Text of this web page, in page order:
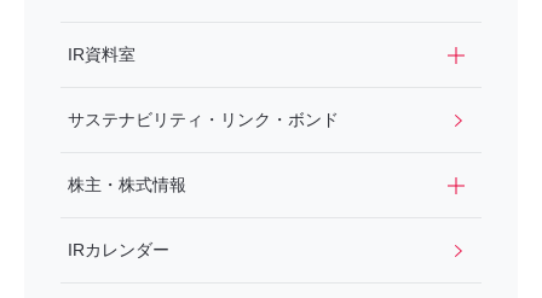
IR資料室
サステナビリティ・リンク・ボンド
株主・株式情報
IRカレンダー